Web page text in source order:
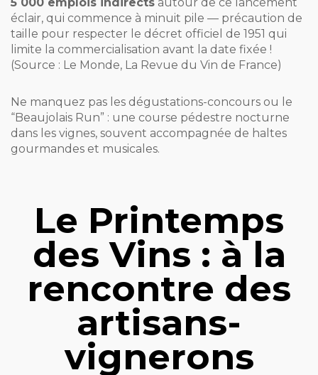
éclair, qui commence à minuit pile — précaution de
taille pour respecter le décret officiel de 1951 qui
limite la commercialisation avant la date fixée !
(Source : Le Monde, La Revue du Vin de France)
Ne manquez pas les dégustations-concours ou le
“Beaujolais Run” : une course pédestre nocturne
dans les vignes, souvent accompagnée de haltes
gourmandes et musicales.
Le Printemps
des Vins : à la
rencontre des
artisans-
vignerons